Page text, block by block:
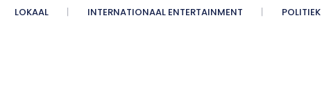
LOKAAL INTERNATIONAAL ENTERTAINMENT POLITIEK